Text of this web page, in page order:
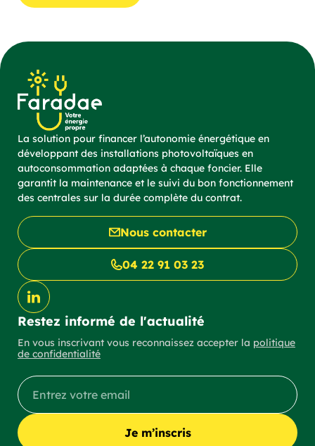
La solution pour financer l’autonomie énergétique en
développant des installations photovoltaïques en
autoconsommation adaptées à chaque foncier. Elle
garantit la maintenance et le suivi du bon fonctionnement
des centrales sur la durée complète du contrat.
Nous contacter
04 22 91 03 23
Restez informé de l'actualité
En vous inscrivant vous reconnaissez accepter la politique
de confidentialité
Je m’inscris